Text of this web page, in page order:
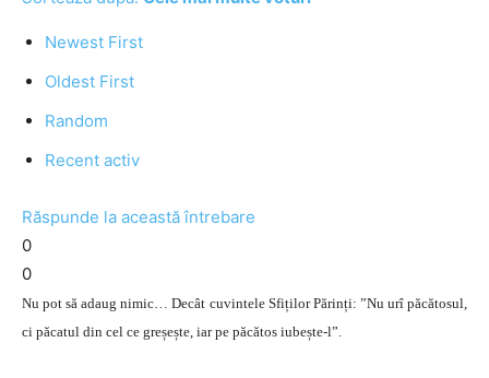
Newest First
Oldest First
Random
Recent activ
Răspunde la această întrebare
0
0
Nu pot să adaug nimic… Decât cuvintele Sfiților Părinți: ”Nu urî păcătosul,
ci păcatul din cel ce greșește, iar pe păcătos iubește-l”.